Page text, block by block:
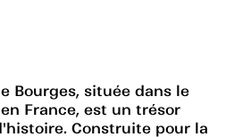
Bourges, située dans le
France, est un trésor
Construite pour la